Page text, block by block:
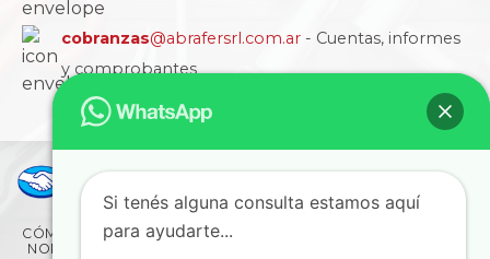
cobranzas@abrafersrl.com.ar - Cuentas, informes
y comprobantes
CÓMO COMPRAR CONDICIONES
NORMAS IRAM
Si tenés alguna consulta estamos aquí
para ayudarte...